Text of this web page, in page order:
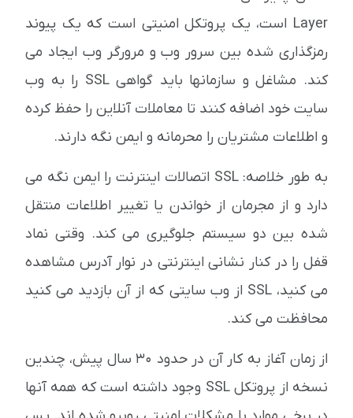
Layer است، یک پروتکل امنیتی است که یک پیوند
رمزگذاری شده بین سرور وب و مرورگر وب ایجاد می
کند. مشاغل و سازمانها باید گواهی SSL را به وب
سایت خود اضافه کنند تا معاملات آنلاین را حفظ کرده
و اطلاعات مشتریان را محرمانه و ایمن نگه دارند.
به طور خلاصه: SSL اتصالات اینترنت را ایمن نگه می
دارد و از مجرمان از خواندن یا تغییر اطلاعات منتقل
شده بین دو سیستم جلوگیری می کند. وقتی نماد
قفل را در کنار نشانی اینترنتی در نوار آدرس مشاهده
می کنید، SSL از وب سایتی که از آن بازدید می کنید
محافظت می کند.
از زمان آغاز به کار آن در حدود 30 سال پیش، چندین
نسخه از پروتکل SSL وجود داشته است که همه آنها